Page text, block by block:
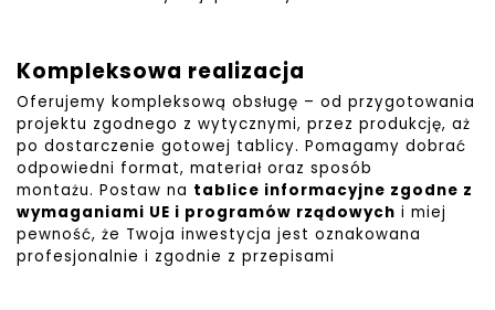
Kompleksowa realizacja
Oferujemy kompleksową obsługę – od przygotowania
projektu zgodnego z wytycznymi, przez produkcję, aż
po dostarczenie gotowej tablicy. Pomagamy dobrać
odpowiedni format, materiał oraz sposób
montażu. Postaw na tablice informacyjne zgodne z
wymaganiami UE i programów rządowych i miej
pewność, że Twoja inwestycja jest oznakowana
profesjonalnie i zgodnie z przepisami